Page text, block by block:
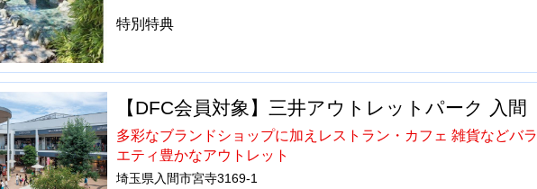
特別特典
【DFC会員対象】三井アウトレットパーク 入間
多彩なブランドショップに加えレストラン・カフェ 雑貨などバラ
エティ豊かなアウトレット
埼玉県入間市宮寺3169-1